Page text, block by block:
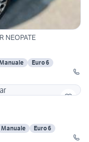
NEOPATE
Euro 6
Manuale
Euro 6